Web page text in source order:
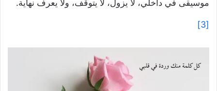
موسيقى في داخلي، لا يزول، لا يتوقف، ولا يعرف نهاية.
[3]